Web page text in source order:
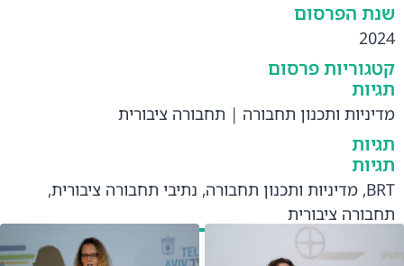
שנת הפרסום
2024
קטגוריות פרסום
תגיות
מדיניות ותכנון תחבורה | תחבורה ציבורית
תגיות
תגיות
BRT
, מדיניות ותכנון תחבורה, נתיבי תחבורה ציבורית,
תחבורה ציבורית